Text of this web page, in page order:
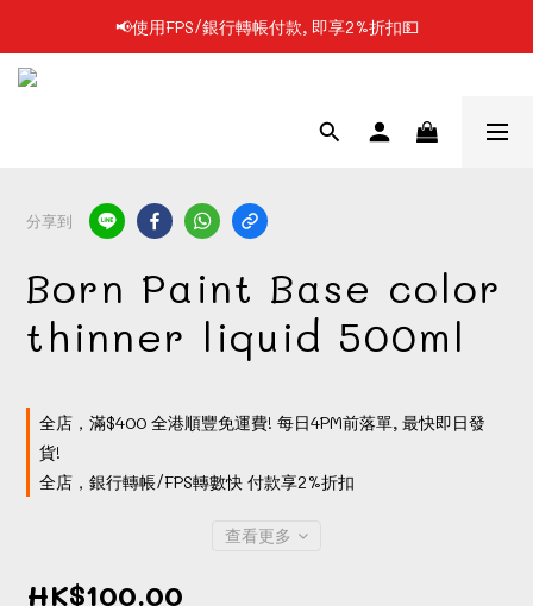
📢凡購物滿$199 順豐自提點免運費📦📦
📢使用FPS/銀行轉帳付款, 即享2%折扣💵
分享到
Born Paint Base color
thinner liquid 500ml
全店，滿$400 全港順豐免運費! 每日4PM前落單, 最快即日發
貨!
全店，銀行轉帳/FPS轉數快 付款享2%折扣
查看更多
HK$100.00